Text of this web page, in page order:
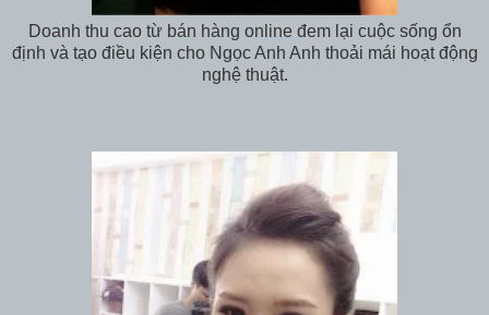
Doanh thu cao từ bán hàng online đem lại cuộc sống ổn
định và tạo điều kiện cho Ngọc Anh Anh thoải mái hoạt động
nghệ thuật.